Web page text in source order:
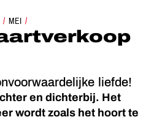
MEI GESTART
liefde!
en dichterbij. Het
wordt zoals het hoort te